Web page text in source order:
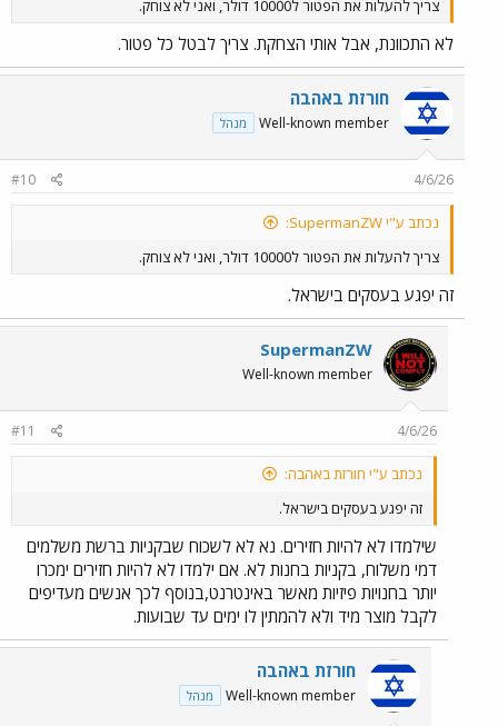
צריך להעלות את הפטור ל10000 דולר, ואני לא צוחק.
לא התכוונת, אבל אותי הצחקת. צריך לבטל כל פטור.
חורזת באהבה
Well-known member מנהל
4/6/26
#10
נכתב ע"י SupermanZW:
צריך להעלות את הפטור ל10000 דולר, ואני לא צוחק.
זה יפגע בעסקים בישראל.
SupermanZW
Well-known member
4/6/26
#11
נכתב ע"י חורזת באהבה:
זה יפגע בעסקים בישראל.
שילמדו לא להיות חזירים. נא לא לשכוח שבקניות ברשת משלמים
דמי משלוח, בקניות בחנות לא. אם ילמדו לא להיות חזירים ימכרו
יותר בחנויות פיזיות מאשר באינטרנט,בנוסף לכך אנשים מעדיפים
לקבל מוצר מיד ולא להמתין לו ימים עד שבועות.
חורזת באהבה
Well-known member מנהל